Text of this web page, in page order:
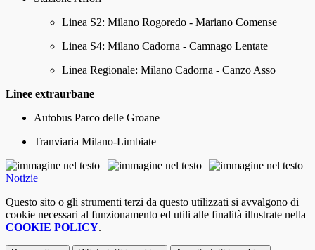
Linea S2: Milano Rogoredo - Mariano Comense
Linea S4: Milano Cadorna - Camnago Lentate
Linea Regionale: Milano Cadorna - Canzo Asso
Linee extraurbane
Autobus Parco delle Groane
Tranviaria Milano-Limbiate
Notizie
Questo sito o gli strumenti terzi da questo utilizzati si avvalgono di
cookie necessari al funzionamento ed utili alle finalità illustrate nella
COOKIE POLICY.